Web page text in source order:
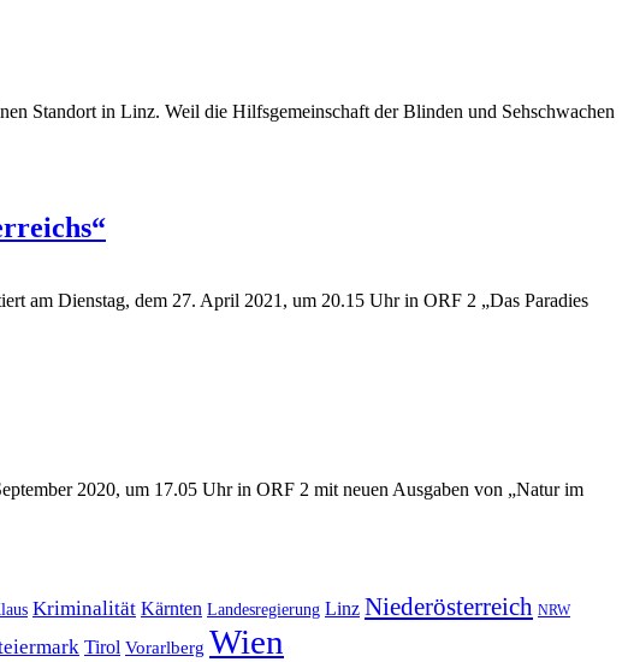
Standort in Linz. Weil die Hilfsgemeinschaft der Blinden und Sehschwachen
am Dienstag, dem 27. April 2021, um 20.15 Uhr in ORF 2 „Das Paradies
2020, um 17.05 Uhr in ORF 2 mit neuen Ausgaben von „Natur im
Kriminalität Kärnten Landesregierung Linz Niederösterreich NRW
Tirol Vorarlberg Wien